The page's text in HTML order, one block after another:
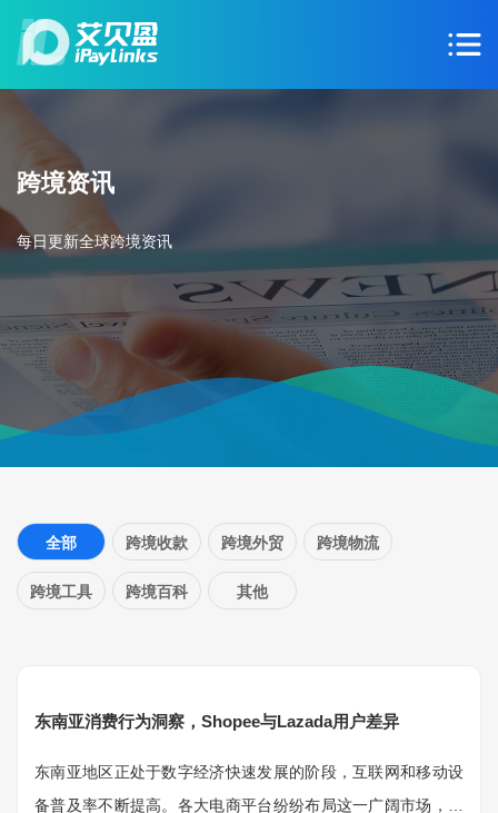
跨境资讯
每日更新全球跨境资讯
全部 跨境收款 跨境外贸 跨境物流
跨境工具 跨境百科 其他
东南亚消费行为洞察，Shopee与Lazada用户差异
东南亚地区正处于数字经济快速发展的阶段，互联网和移动设
备普及率不断提高。各大电商平台纷纷布局这一广阔市场，而